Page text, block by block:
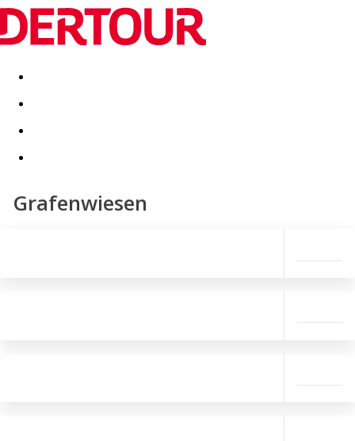
Destinatii Vacanta perfecta OFERTE DE NERATAT
Grafenwiesen